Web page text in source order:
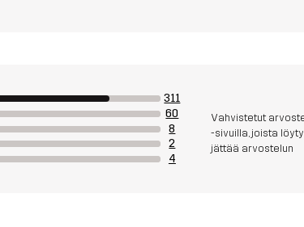
311
60
8
2
4
Vahvistetut
-sivuilla, joista
jättää arvostelun